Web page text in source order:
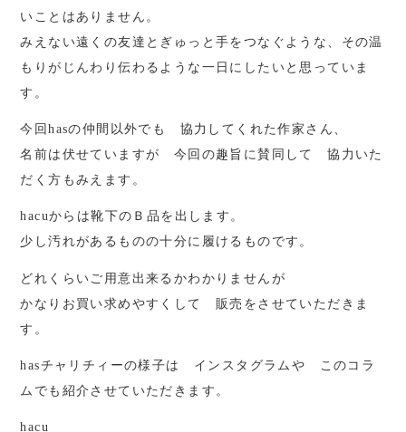
いことはありません。
みえない遠くの友達とぎゅっと手をつなぐような、その温
もりがじんわり伝わるような一日にしたいと思っていま
す。
今回hasの仲間以外でも 協力してくれた作家さん、
名前は伏せていますが 今回の趣旨に賛同して 協力いた
だく方もみえます。
hacuからは靴下のＢ品を出します。
少し汚れがあるものの十分に履けるものです。
どれくらいご用意出来るかわかりませんが
かなりお買い求めやすくして 販売をさせていただきま
す。
hasチャリチィーの様子は インスタグラムや このコラ
ムでも紹介させていただきます。
hacu